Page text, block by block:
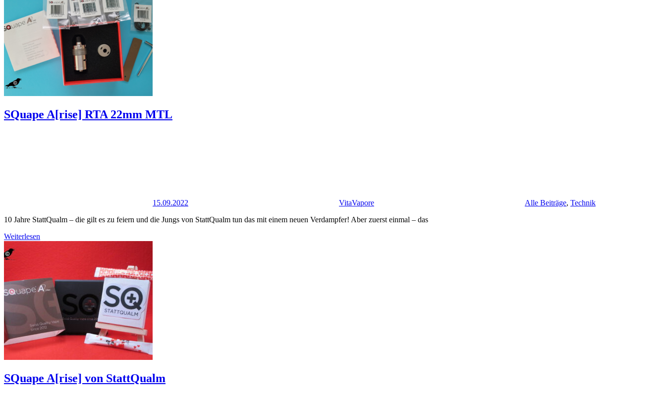
SQuape A[rise] RTA 22mm MTL
15.09.2022 VitaVapore Alle Beiträge, Technik
10 Jahre StattQualm – die gilt es zu feiern und die Jungs von StattQualm tun das mit einem neuen Verdampfer! Aber zuerst einmal – das
Weiterlesen
SQuape A[rise] von StattQualm